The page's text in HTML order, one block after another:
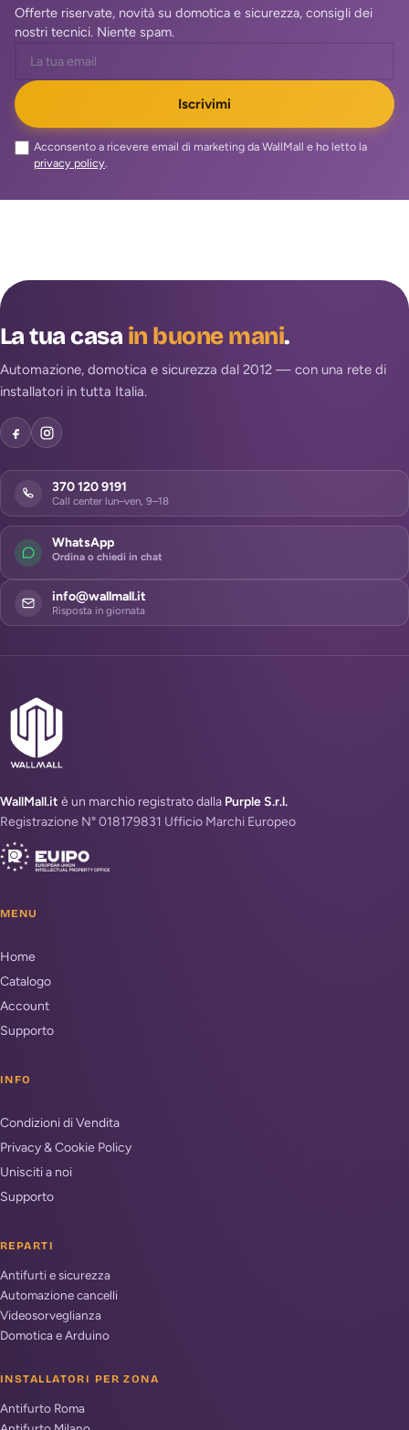
Offerte riservate, novità su domotica e sicurezza, consigli dei
nostri tecnici. Niente spam.
Iscrivimi
Acconsento a ricevere email di marketing da WallMall e ho letto la
privacy policy.
La tua casain buone mani.
Automazione, domotica e sicurezza dal 2012 — con una rete di
installatori in tutta Italia.
370 120 9191
Call center lun–ven, 9–18
WhatsApp
Ordina o chiedi in chat
info@wallmall.it
Risposta in giornata
WallMall.it è un marchio registrato dalla Purple S.r.l.
Registrazione N° 018179831 Ufficio Marchi Europeo
MENU
Home
Catalogo
Account
Supporto
INFO
Condizioni di Vendita
Privacy & Cookie Policy
Unisciti a noi
Supporto
REPARTI
Antifurti e sicurezza
Automazione cancelli
Videosorveglianza
Domotica e Arduino
INSTALLATORI PER ZONA
Antifurto Roma